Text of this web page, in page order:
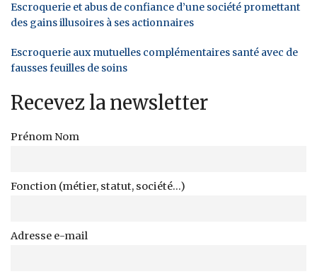
Escroquerie et abus de confiance d’une société promettant
des gains illusoires à ses actionnaires
Escroquerie aux mutuelles complémentaires santé avec de
fausses feuilles de soins
Recevez la newsletter
Prénom Nom
Fonction (métier, statut, société...)
Adresse e-mail